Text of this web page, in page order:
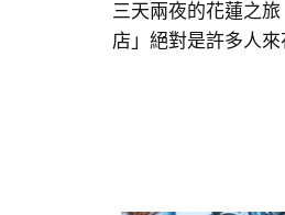
三天兩夜的花蓮之
店」絕對是許多人